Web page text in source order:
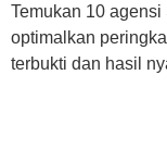
Temukan 10
optimalkan
terbukti dan hasil